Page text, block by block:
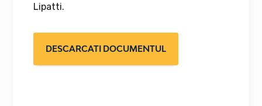
Lipatti.
DESCARCATI DOCUMENTUL